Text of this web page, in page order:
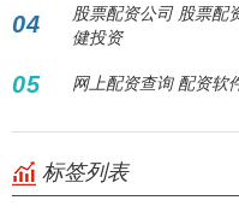
04
股票配资公司 股票配
健投资
05 网上配资查询 配资软
标签列表